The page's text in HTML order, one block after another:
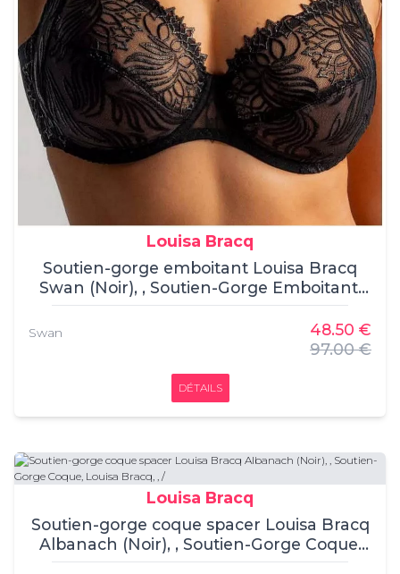
Louisa Bracq
Soutien-gorge emboitant Louisa Bracq
Swan (Noir), , Soutien-Gorge Emboitant,
Louisa Bracq, , 65% Polyamide, 18%
Swan
48.50 €
97.00 €
DÉTAILS
Louisa Bracq
Soutien-gorge coque spacer Louisa Bracq
Albanach (Noir), , Soutien-Gorge Coque,
Louisa Bracq, , /